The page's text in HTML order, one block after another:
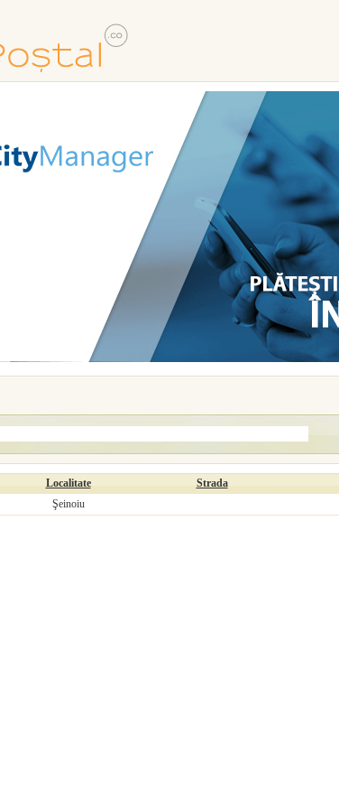
Localitate Strada
Şeinoiu